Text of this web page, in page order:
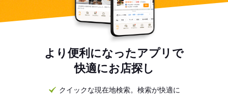
より便利になったアプリで
快適にお店探し
クイックな現在地検索。検索が快適に